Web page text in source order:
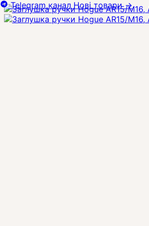
Telegram канал Нові товари →